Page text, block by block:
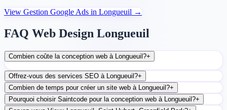
View Gestion Google Ads in Longueuil →
FAQ Web Design Longueuil
Combien coûte la conception web à Longueuil?+
Offrez-vous des services SEO à Longueuil?+
Combien de temps pour créer un site web à Longueuil?+
Pourquoi choisir Saintcode pour la conception web à Longueuil?+